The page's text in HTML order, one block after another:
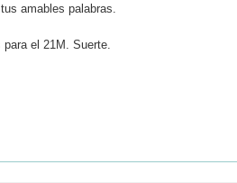
amables palabras.
el 21M. Suerte.